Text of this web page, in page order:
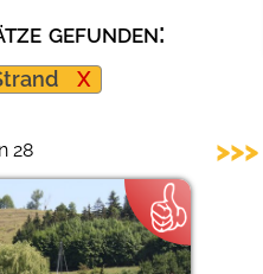
See
Wald/Wiesen
gefunden:
X
28 >>>